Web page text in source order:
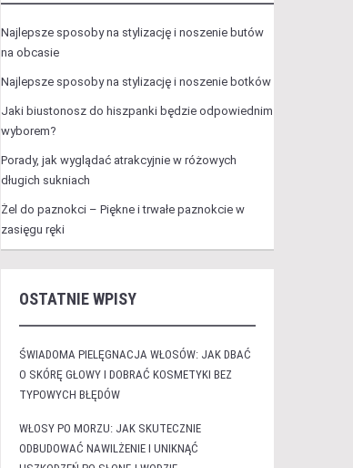
Najlepsze sposoby na stylizację i noszenie butów
na obcasie
Najlepsze sposoby na stylizację i noszenie botków
Jaki biustonosz do hiszpanki będzie odpowiednim
wyborem?
Porady, jak wyglądać atrakcyjnie w różowych
długich sukniach
Żel do paznokci – Piękne i trwałe paznokcie w
zasięgu ręki
OSTATNIE WPISY
ŚWIADOMA PIELĘGNACJA WŁOSÓW: JAK DBAĆ
O SKÓRĘ GŁOWY I DOBRAĆ KOSMETYKI BEZ
TYPOWYCH BŁĘDÓW
WŁOSY PO MORZU: JAK SKUTECZNIE
ODBUDOWAĆ NAWILŻENIE I UNIKNĄĆ